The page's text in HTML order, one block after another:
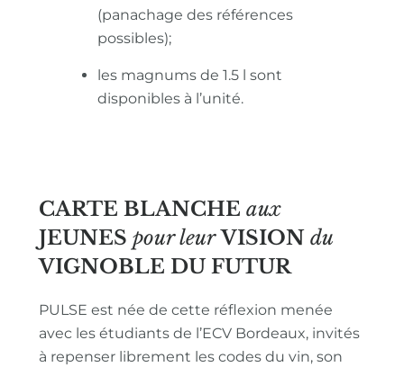
(panachage des références
possibles);
les magnums de 1.5 l sont
disponibles à l’unité.
CARTE BLANCHE aux
JEUNES pour leur VISION du
VIGNOBLE DU FUTUR
PULSE est née de cette réflexion menée
avec les étudiants de l’ECV Bordeaux, invités
à repenser librement les codes du vin, son